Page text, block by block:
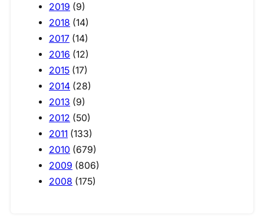
2019 (9)
2018 (14)
2017 (14)
2016 (12)
2015 (17)
2014 (28)
2013 (9)
2012 (50)
2011 (133)
2010 (679)
2009 (806)
2008 (175)